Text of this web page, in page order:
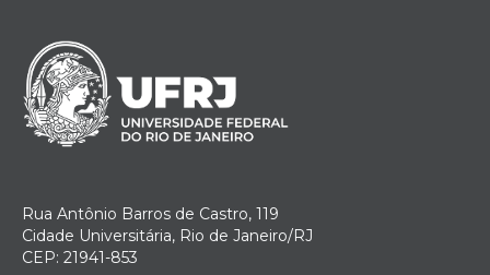
Rua Antônio Barros de Castro, 119
Cidade Universitária, Rio de Janeiro/RJ
CEP: 21941-853